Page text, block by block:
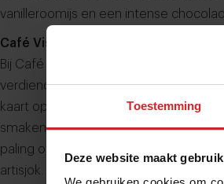
Toestemming
Deze website maakt
vanilleroomijs en een intense
Café Visscher - Leiden
Bij Café Visscher van Arie Visscher -
verdiende in onder meer De Librije en
kaart op het oog eenvoudige
smaken. Zoals steak tartaar die op
paling of zeebaars met een goed
artisjok.